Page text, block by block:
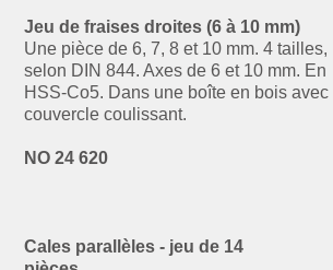
Jeu de fraises droites (6 à 10 mm)
Une pièce de 6, 7, 8 et 10 mm. 4 tailles,
selon DIN 844. Axes de 6 et 10 mm. En
HSS-Co5. Dans une boîte en bois avec
couvercle coulissant.
NO 24 620
Cales parallèles - jeu de 14